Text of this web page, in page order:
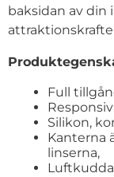
baksidan av din
Full
Silikon,
Kanterna
linserna,